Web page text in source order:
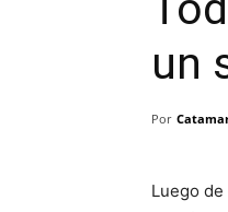
un
Por
Luego